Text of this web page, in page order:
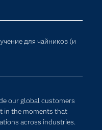
для чайников (и
our global customers
in the moments that
across industries.
AI